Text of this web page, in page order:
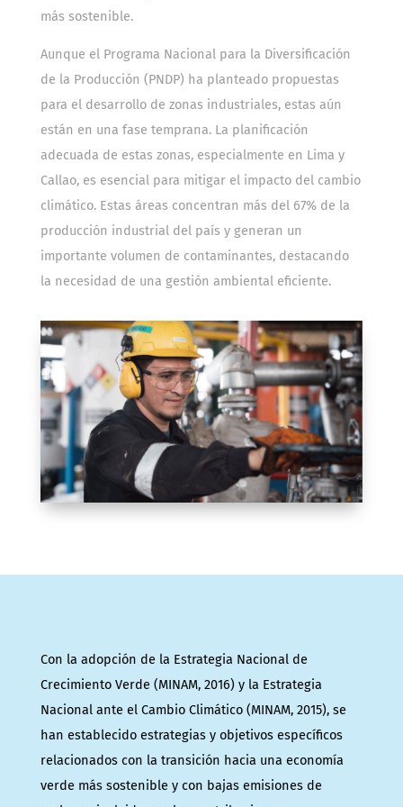
más sostenible.
Aunque el Programa Nacional para la Diversificación
de la Producción (PNDP) ha planteado propuestas
para el desarrollo de zonas industriales, estas aún
están en una fase temprana. La planificación
adecuada de estas zonas, especialmente en Lima y
Callao, es esencial para mitigar el impacto del cambio
climático. Estas áreas concentran más del 67% de la
producción industrial del país y generan un
importante volumen de contaminantes, destacando
la necesidad de una gestión ambiental eficiente.
Con la adopción de la Estrategia Nacional de
Crecimiento Verde (MINAM, 2016) y la Estrategia
Nacional ante el Cambio Climático (MINAM, 2015), se
han establecido estrategias y objetivos específicos
relacionados con la transición hacia una economía
verde más sostenible y con bajas emisiones de